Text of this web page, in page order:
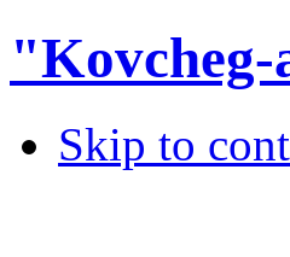
Skip to